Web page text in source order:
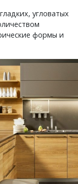
угловатых
формы и